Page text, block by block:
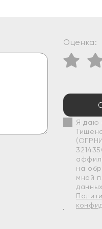
Оценка:
Я даю
на
мной